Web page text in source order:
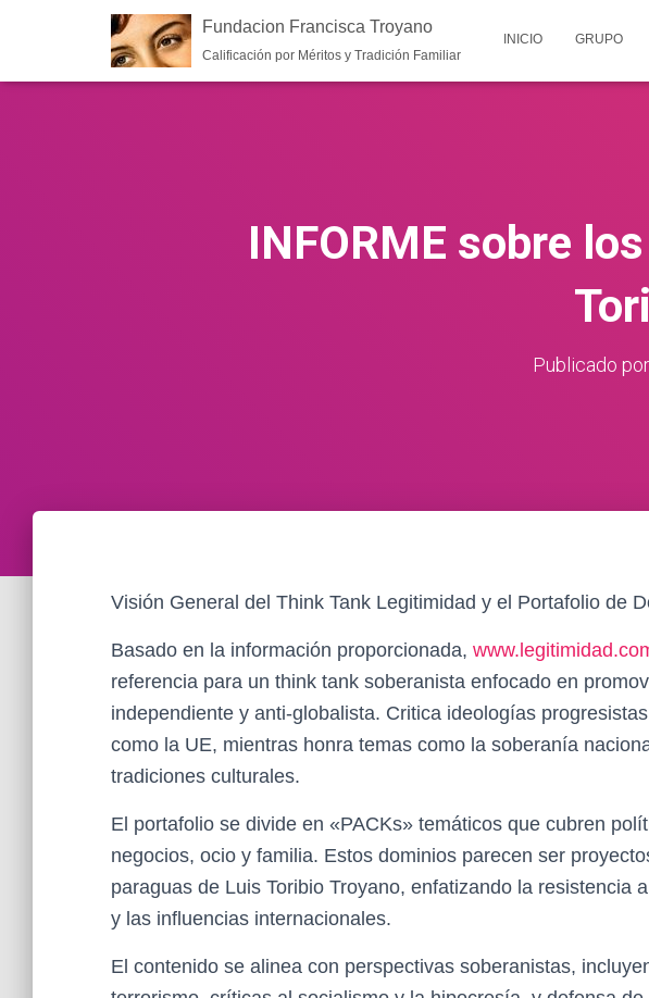
Fundacion Francisca Troyano
Calificación por Méritos y Tradición Familiar
INICIO GRUPO
INFORME sobre
Publicado por
Visión General del Think Tank Legitimidad y el Portafolio de
Basado en la información proporcionada,
referencia para un think tank soberanista enfocado en
independiente y anti-globalista. Critica ideologías
como la UE, mientras honra temas como la soberanía
tradiciones culturales.
El portafolio se divide en «PACKs» temáticos que cubren
negocios, ocio y familia. Estos dominios parecen ser
paraguas de Luis Toribio Troyano, enfatizando la resistencia
y las influencias internacionales.
El contenido se alinea con perspectivas soberanistas,